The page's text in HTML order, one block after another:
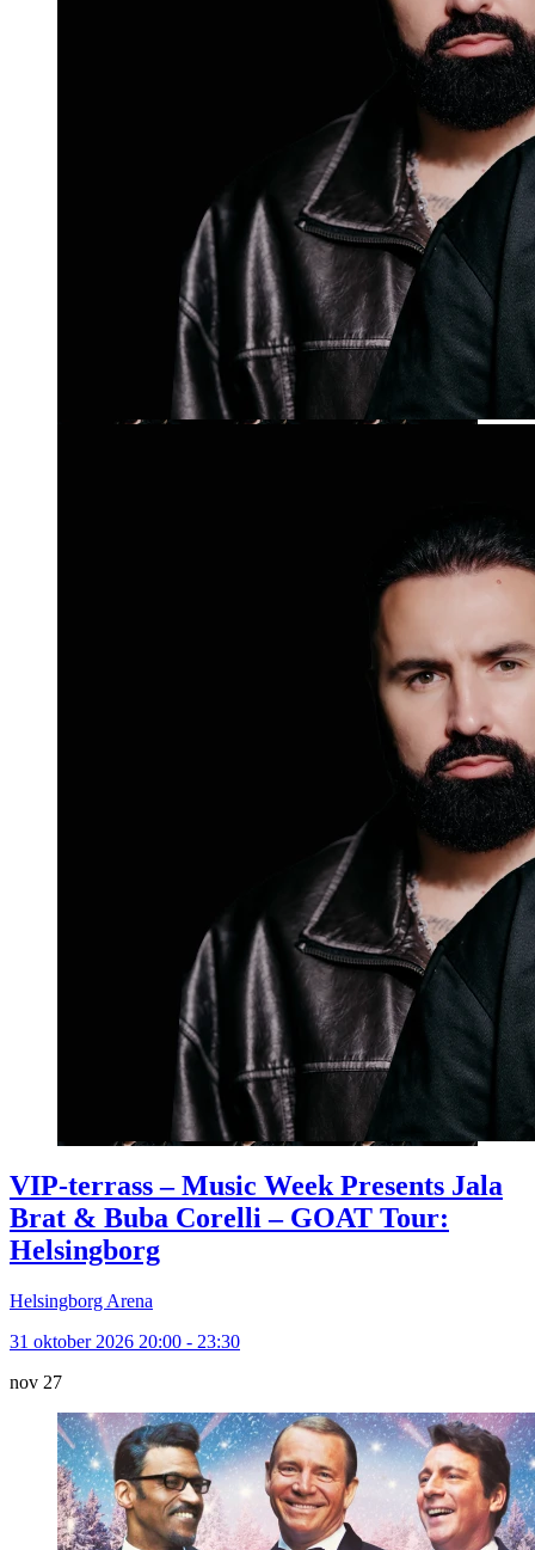
VIP-terrass – Music Week Presents Jala
Brat & Buba Corelli – GOAT Tour:
Helsingborg
Helsingborg Arena
31 oktober 2026 20:00 - 23:30
nov 27